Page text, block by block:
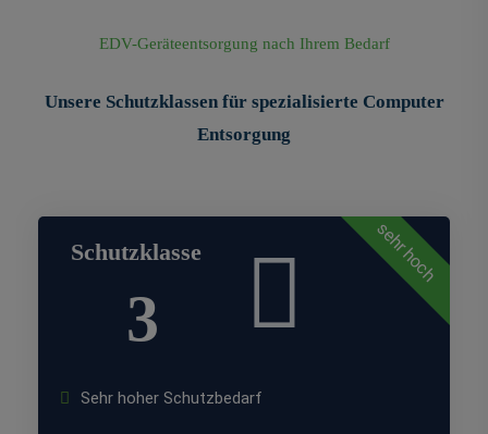
EDV-Geräteentsorgung nach Ihrem Bedarf
Unsere Schutzklassen für spezialisierte Computer
Entsorgung
sehr hoch
Schutzklasse
3
Sehr hoher Schutzbedarf